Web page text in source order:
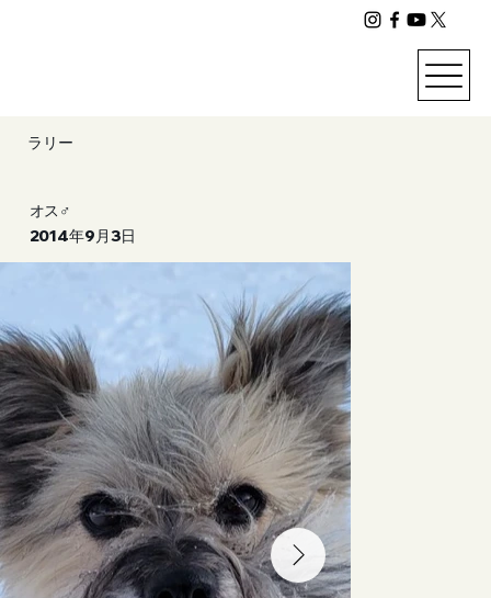
ラリー
オス♂
2014年9月3日